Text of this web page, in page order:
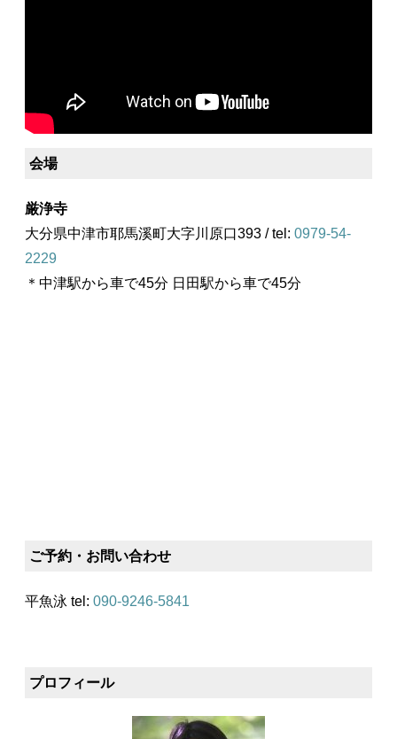
会場
厳浄寺
大分県中津市耶馬溪町大字川原口393 / tel: 0979-54-
2229
＊中津駅から車で45分 日田駅から車で45分
ご予約・お問い合わせ
平魚泳 tel: 090-9246-5841
プロフィール